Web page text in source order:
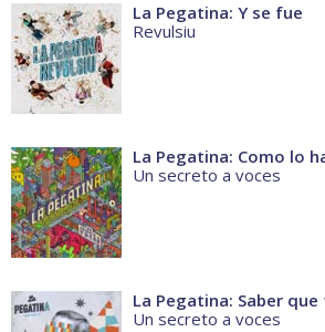
La Pegatina: Y se fue
Revulsiu
La Pegatina: Como lo
Un secreto a voces
La Pegatina: Saber que
Un secreto a voces